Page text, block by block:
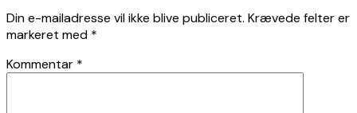
Din e-mailadresse vil ikke blive publiceret. Krævede felter er
markeret med *
Kommentar *